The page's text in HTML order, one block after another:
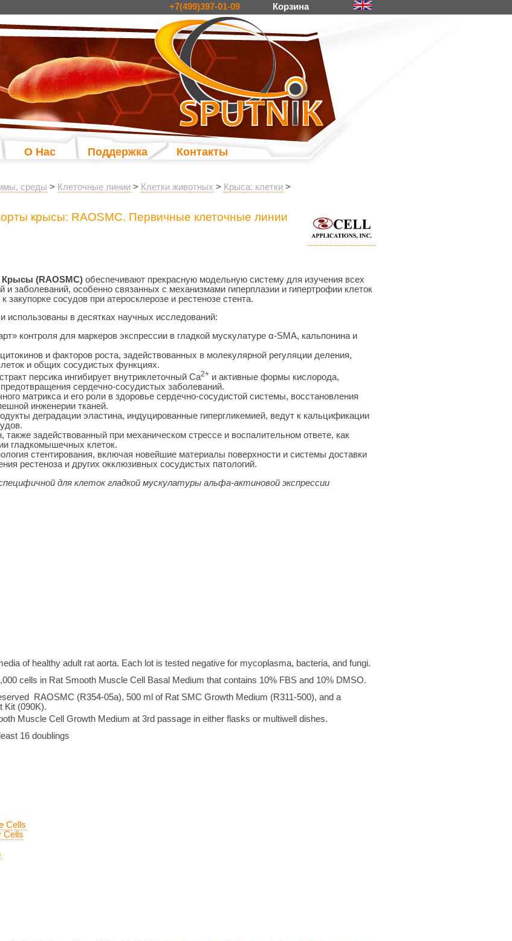
+7(499)397-01-09 Корзина
О Нас Поддержка Контакты
среды > Клеточные линии > Клетки животных > Крыса: клетки >
крысы: RAOSMC. Первичные клеточные линии
Крысы (RAOSMC) обеспечивают прекрасную модельную систему для изучения всех
заболеваний, особенно связанных с механизмами гиперплазии и гипертрофии клеток
сосудов при атеросклерозе и рестенозе стента.
использованы в десятках научных исследований:
контроля для маркеров экспрессии в гладкой мускулатуре α-SMA, кальпонина и
и факторов роста, задействованных в молекулярной регуляции деления,
и общих сосудистых функциях.
персика ингибирует внутриклеточный Ca2+ и активные формы кислорода,
сердечно-сосудистых заболеваний.
матрикса и его роли в здоровье сердечно-сосудистой системы, восстановления
инженерии тканей.
деградации эластина, индуцированные гипергликемией, ведут к кальцификации
также задействованный при механическом стрессе и воспалительном ответе, как
гладкомышечных клеток.
стентирования, включая новейшие материалы поверхности и системы доставки
рестеноза и других окклюзивных сосудистых патологий.
для клеток гладкой мускулатуры альфа-актиновой экспрессии
of healthy adult rat aorta. Each lot is tested negative for mycoplasma, bacteria, and fungi.
cells in Rat Smooth Muscle Cell Basal Medium that contains 10% FBS and 10% DMSO.
RAOSMC (R354-05a), 500 ml of Rat SMC Growth Medium (R311-500), and a
Kit (090K).
Muscle Cell Growth Medium at 3rd passage in either flasks or multiwell dishes.
16 doublings
Cells
Cells